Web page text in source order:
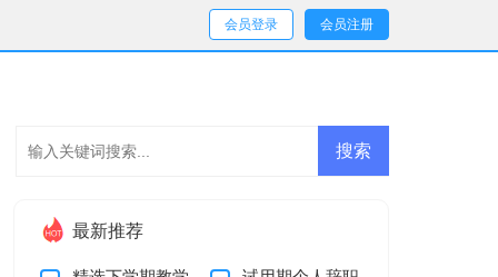
会员登录 会员注册
最新推荐